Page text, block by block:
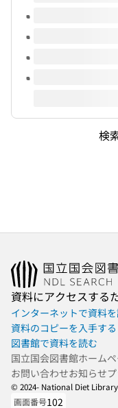
検
資料にアクセスする
インターネットで資料
資料のコピーを入手する
図書館で資料を読む
国立国会図書館ホーム
お問い合わせお知らせ
© 2024- National Diet
画面番号102